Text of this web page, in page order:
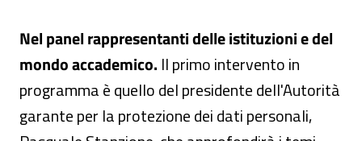
Nel panel rappresentanti delle istituzioni e del
mondo accademico. Il primo intervento in
programma è quello del presidente dell'Autorità
garante per la protezione dei dati personali,